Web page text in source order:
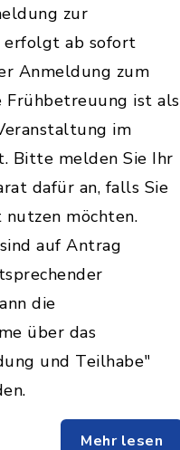
zur
erfolgt ab sofort
Anmeldung zum
Frühbetreuung ist als
im
Bitte melden Sie Ihr
dafür an, falls Sie
möchten.
auf Antrag
die
über das
und Teilhabe"
Mehr lesen